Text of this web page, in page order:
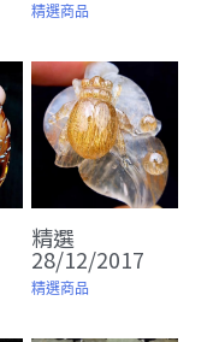
精選商品
精選
28/12/2017
精選商品